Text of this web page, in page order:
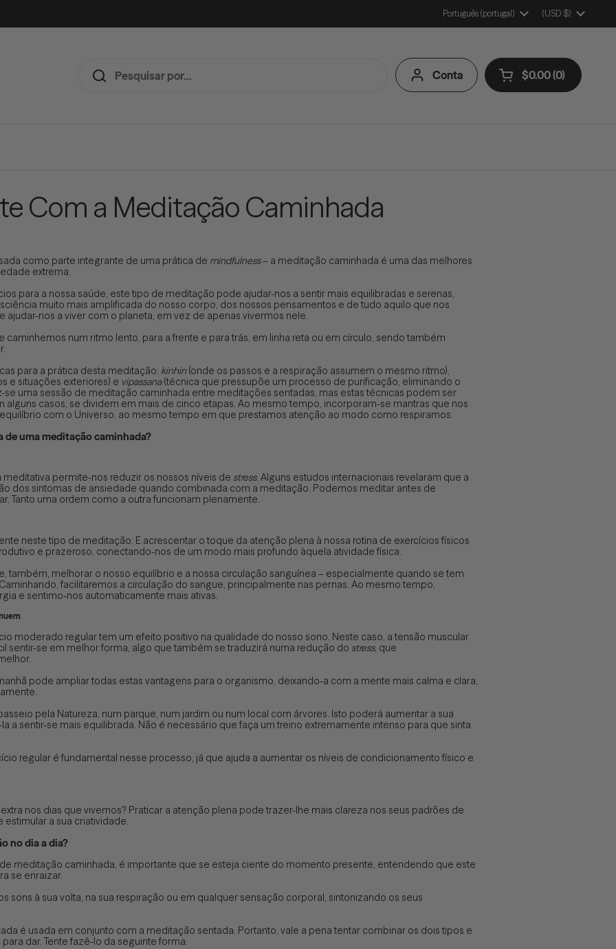
Idioma
Português (portugal) País/Região
(USD $)
Conta Abrir carrinho
Carrinho de
$0.00 0
produtos no seu
Com a Meditação Caminhada
como parte integrante de uma prática de mindfulness– a meditação caminhada é uma das melhores
extrema.
para a nossa saúde, este tipo de meditação pode ajudar-nos a sentir mais equilibradas e serenas,
muito mais amplificada do nosso corpo, dos nossos pensamentos e de tudo aquilo que nos
ajudar-nos a viver com o planeta, em vez de apenas vivermos nele.
caminhemos num ritmo lento, para a frente e para trás, em linha reta ou em círculo, sendo também
para a prática desta meditação: kinhin(onde os passos e a respiração assumem o mesmo ritmo),
e situações exteriores) e vipassana(técnica que pressupõe um processo de purificação, eliminando o
se uma sessão de meditação caminhada entre meditações sentadas, mas estas técnicas podem ser
alguns casos, se dividem em mais de cinco etapas. Ao mesmo tempo, incorporam-se mantras que nos
com o Universo, ao mesmo tempo em que prestamos atenção ao modo como respiramos.
uma meditação caminhada?
permite-nos reduzir os nossos níveis de stress. Alguns estudos internacionais revelaram que a
dos sintomas de ansiedade quando combinada com a meditação. Podemos meditar antes de
Tanto uma ordem como a outra funcionam plenamente.
neste tipo de meditação. E acrescentar o toque da atenção plena à nossa rotina de exercícios físicos
e prazeroso, conectando-nos de um modo mais profundo àquela atividade física.
também, melhorar o nosso equilíbrio e a nossa circulação sanguínea – especialmente quando se tem
facilitaremos a circulação do sangue, principalmente nas pernas. Ao mesmo tempo,
e sentimo-nos automaticamente mais ativas.
.
moderado regular tem um efeito positivo na qualidade do nosso sono. Neste caso, a tensão muscular
sentir-se em melhor forma, algo que também se traduzirá numa redução do stress, que
pode ampliar todas estas vantagens para o organismo, deixando-a com a mente mais calma e clara,
pela Natureza, num parque, num jardim ou num local com árvores. Isto poderá aumentar a sua
a sentir-se mais equilibrada. Não é necessário que faça um treino extremamente intenso para que sinta
regular é fundamental nesse processo, já que ajuda a aumentar os níveis de condicionamento físico e
nos dias que vivemos? Praticar a atenção plena pode trazer-lhe mais clareza nos seus padrões de
a sua criatividade.
no dia a dia?
meditação caminhada, é importante que se esteja ciente do momento presente, entendendo que este
se enraizar.
sons à sua volta, na sua respiração ou em qualquer sensação corporal, sintonizando os seus
é usada em conjunto com a meditação sentada. Portanto, vale a pena tentar combinar os dois tipos e
dar. Tente fazê-lo da seguinte forma: